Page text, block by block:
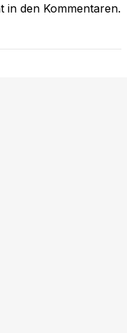
in den Kommentaren.